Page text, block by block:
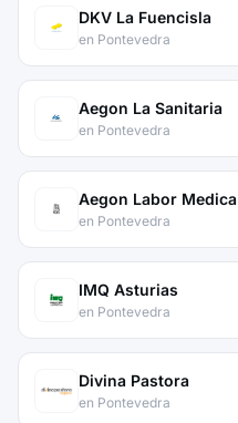
DKV La Fuencisla
en Pontevedra
Aegon La Sanitaria
en Pontevedra
Aegon Labor Medica
en Pontevedra
IMQ Asturias
en Pontevedra
Divina Pastora
en Pontevedra